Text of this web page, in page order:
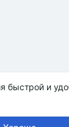
быстрой и